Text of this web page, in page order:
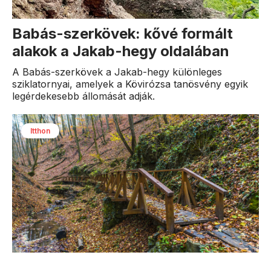
Babás-szerkövek: kővé formált
alakok a Jakab-hegy oldalában
A Babás-szerkövek a Jakab-hegy különleges
sziklatornyai, amelyek a Kövirózsa tanösvény egyik
legérdekesebb állomását adják.
Itthon